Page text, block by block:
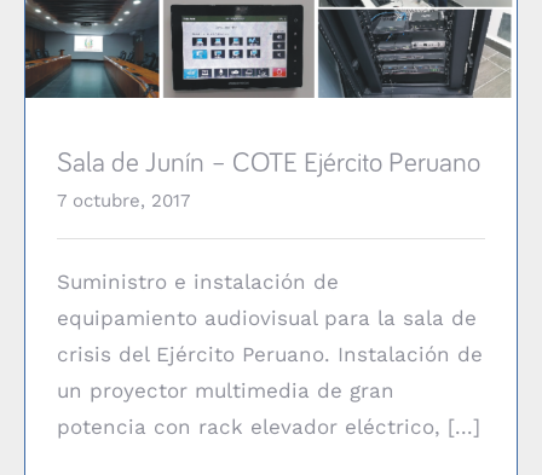
Sala de Junín – COTE Ejército Peruano
Sala de Junín – COTE Ejército Peruano
7 octubre, 2017
Suministro e instalación de
equipamiento audiovisual para la sala de
crisis del Ejército Peruano. Instalación de
un proyector multimedia de gran
potencia con rack elevador eléctrico, [...]